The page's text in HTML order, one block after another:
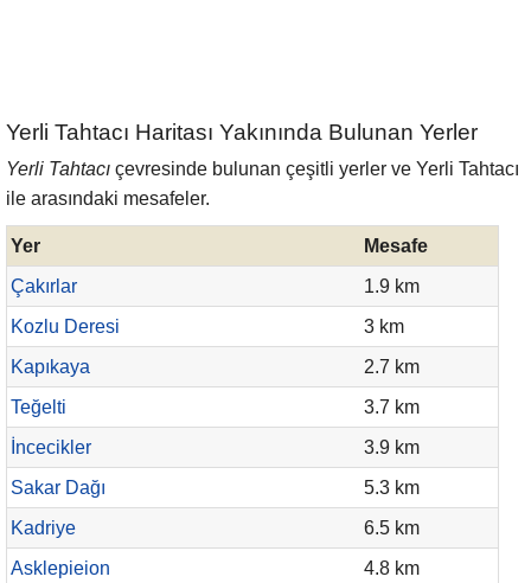
Yerli Tahtacı Haritası Yakınında Bulunan Yerler
Yerli Tahtacı çevresinde bulunan çeşitli yerler ve Yerli Tahtacı
ile arasındaki mesafeler.
Yer
Mesafe
Çakırlar
1.9 km
Kozlu Deresi
3 km
Kapıkaya
2.7 km
Teğelti
3.7 km
İncecikler
3.9 km
Sakar Dağı
5.3 km
Kadriye
6.5 km
Asklepieion
4.8 km